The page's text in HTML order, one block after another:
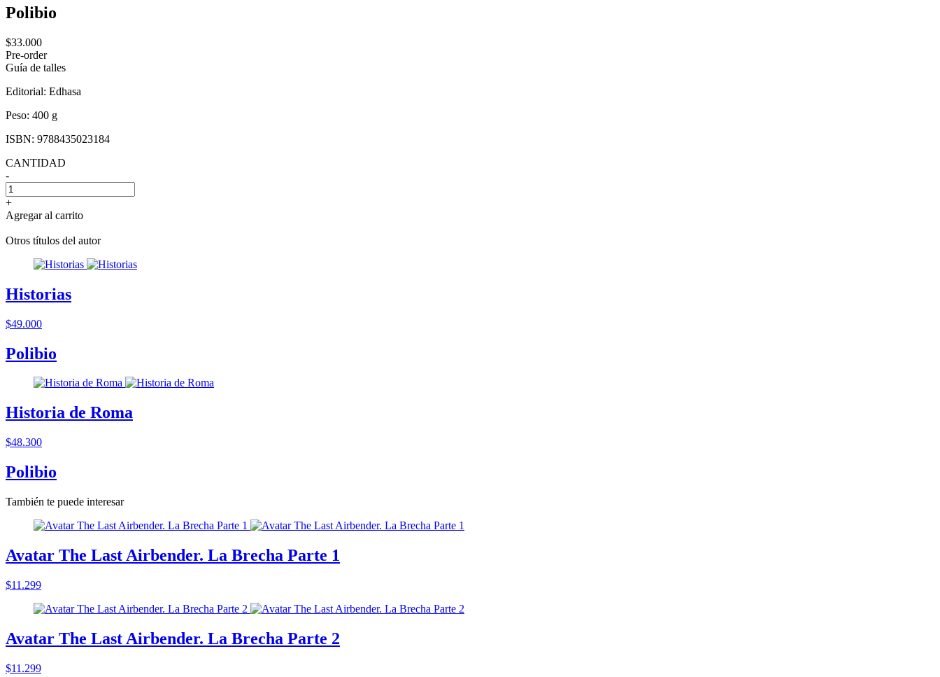
Polibio
$33.000
Pre-order
Guía de talles
Editorial: Edhasa
Peso: 400 g
ISBN: 9788435023184
CANTIDAD
-
+
Agregar al carrito
Otros títulos del autor
Historias
$49.000
Polibio
Historia de Roma
$48.300
Polibio
También te puede interesar
Avatar The Last Airbender. La Brecha Parte 1
$11.299
Avatar The Last Airbender. La Brecha Parte 2
$11.299